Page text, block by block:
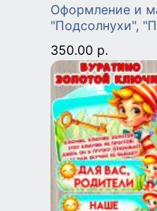
Оформление и
"Подсолнухи",
350.00 р.